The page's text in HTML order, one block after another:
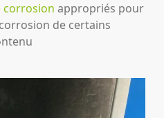
corrosion appropriés pour
de certains